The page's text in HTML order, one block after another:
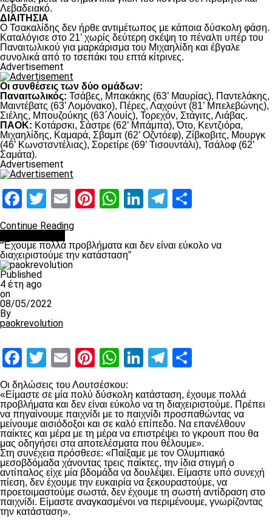
Λεβαδειακό.
ΔΙΑΙΤΗΣΙΑ
Ο Τσακαλίδης δεν ήρθε αντιμέτωπος με κάποια δύσκολη φάση.
Καταλόγισε στο 21’ χωρίς δεύτερη σκέψη το πέναλτι υπέρ του
Παναιτωλικού για μαρκάρισμα του Μιχαηλίδη και έβγαλε
συνολικά από το τσεπάκι του επτά κίτρινες.
Advertisement
Οι συνθέσεις των δύο ομάδων:
Παναιτωλικός: Τσάβες, Μπακάκης (63’ Μαυρίας), Παντελάκης,
Μαιντέβατς (63’ Λομόνακο), Πέρες, Λαχούντ (81’ Μπελεβώνης),
Σιέλης, Μπουζούκης (63΄Λουίς), Τορεχόν, Στάγιτς, Λιάβας.
ΠΑΟΚ: Κοτάρσκι, Σάστρε (62’ Μπάμπα), Ότο, Κεντζιόρα,
Μιχαηλίδης, Καμαρά, Σβαμπ (62’ Οζντόεφ), Ζίβκοβιτς, Μουργκ
(46’ Κωνστσντέλιας), Σορετίρε (69’ Τισουντάλι), Τσάλοφ (62’
Σαμάτα).
Advertisement
Facebook
Twitter
EmailPinterest
WhatsApp
LinkedIn
Telegram
Continue Reading
“Έχουμε πολλά προβλήματα και δεν είναι εύκολο να
διαχειριστούμε την κατάσταση”
Published
4 έτη ago
on
08/05/2022
By
paokrevolution
Facebook
Twitter
EmailPinterest
WhatsApp
LinkedIn
Telegram
Οι δηλώσεις του Λουτσέσκου:
«Είμαστε σε μία πολύ δύσκολη κατάσταση, έχουμε πολλά
προβλήματα και δεν είναι εύκολο να τη διαχειριστούμε. Πρέπει
να πηγαίνουμε παιχνίδι με το παιχνίδι προσπαθώντας να
μείνουμε αισιόδοξοι και σε καλό επίπεδο. Να επανέλθουν
παίκτες και μέρα με τη μέρα να επιστρέψει το γκρουπ που θα
μας οδηγήσει στα αποτελέσματα που θέλουμε».
Στη συνέχεια πρόσθεσε: «Παίξαμε με τον Ολυμπιακό
μεσοβδόμαδα χάνοντας τρεις παίκτες, την ίδια στιγμή ο
αντίπαλος είχε μία βδομάδα να δουλέψει. Είμαστε υπό συνεχή
πίεση, δεν έχουμε την ευκαιρία να ξεκουραστούμε, να
προετοιμαστούμε σωστά, δεν έχουμε τη σωστή αντίδραση στο
παιχνίδι. Είμαστε αναγκασμένοι να περιμένουμε, γνωρίζοντας
την κατάσταση».